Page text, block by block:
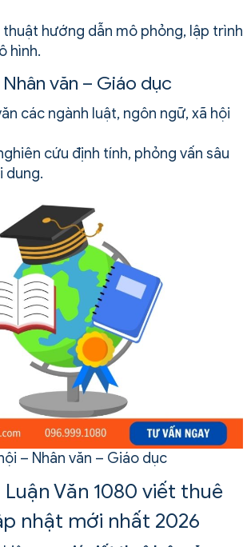
thuật hướng dẫn mô phỏng, lập trình
hình.
văn – Giáo dục
các ngành luật, ngôn ngữ, xã hội
cứu định tính, phỏng vấn sâu
dung.
– Nhân văn – Giáo dục
Luận Văn 1080 viết thuê
nhật mới nhất 2026